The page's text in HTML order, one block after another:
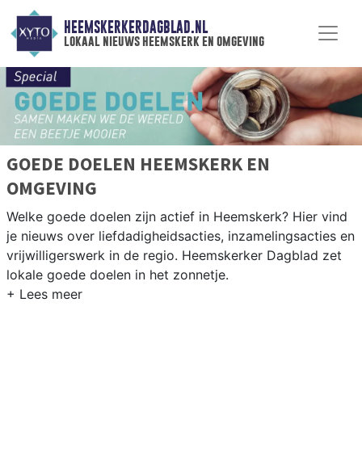
HEEMSKERKERDAGBLAD.NL
lokaal nieuws heemskerk en omgeving
GOEDE DOELEN HEEMSKERK EN
OMGEVING
Welke goede doelen zijn actief in Heemskerk? Hier vind
je nieuws over liefdadigheidsacties, inzamelingsacties en
vrijwilligerswerk in de regio. Heemskerker Dagblad zet
lokale goede doelen in het zonnetje.